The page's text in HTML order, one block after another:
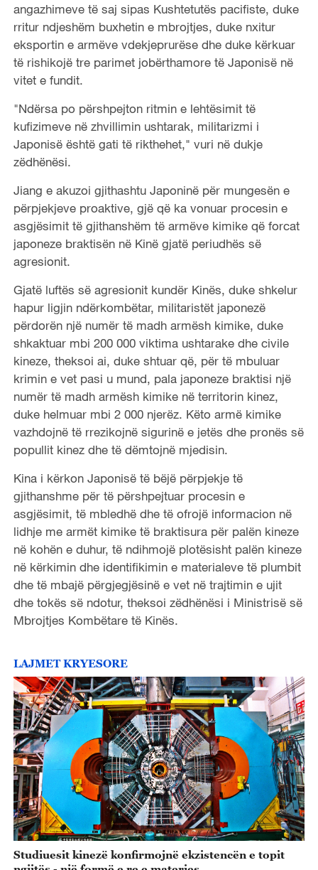
angazhimeve të saj sipas Kushtetutës pacifiste, duke
rritur ndjeshëm buxhetin e mbrojtjes, duke nxitur
eksportin e armëve vdekjeprurëse dhe duke kërkuar
të rishikojë tre parimet jobërthamore të Japonisë në
vitet e fundit.
"Ndërsa po përshpejton ritmin e lehtësimit të
kufizimeve në zhvillimin ushtarak, militarizmi i
Japonisë është gati të rikthehet," vuri në dukje
zëdhënësi.
Jiang e akuzoi gjithashtu Japoninë për mungesën e
përpjekjeve proaktive, gjë që ka vonuar procesin e
asgjësimit të gjithanshëm të armëve kimike që forcat
japoneze braktisën në Kinë gjatë periudhës së
agresionit.
Gjatë luftës së agresionit kundër Kinës, duke shkelur
hapur ligjin ndërkombëtar, militaristët japonezë
përdorën një numër të madh armësh kimike, duke
shkaktuar mbi 200 000 viktima ushtarake dhe civile
kineze, theksoi ai, duke shtuar që, për të mbuluar
krimin e vet pasi u mund, pala japoneze braktisi një
numër të madh armësh kimike në territorin kinez,
duke helmuar mbi 2 000 njerëz. Këto armë kimike
vazhdojnë të rrezikojnë sigurinë e jetës dhe pronës së
popullit kinez dhe të dëmtojnë mjedisin.
Kina i kërkon Japonisë të bëjë përpjekje të
gjithanshme për të përshpejtuar procesin e
asgjësimit, të mbledhë dhe të ofrojë informacion në
lidhje me armët kimike të braktisura për palën kineze
në kohën e duhur, të ndihmojë plotësisht palën kineze
në kërkimin dhe identifikimin e materialeve të plumbit
dhe të mbajë përgjegjësinë e vet në trajtimin e ujit
dhe tokës së ndotur, theksoi zëdhënësi i Ministrisë së
Mbrojtjes Kombëtare të Kinës.
LAJMET KRYESORE
Studiuesit kinezë konfirmojnë ekzistencën e topit